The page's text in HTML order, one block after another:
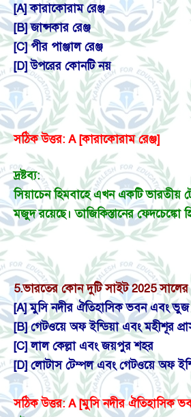
[A] কারাকোরাম রেঞ্জ
[B] জান্সকার রেঞ্জ
[C] পীর পাঞ্জাল রেঞ্জ
[D] উপরের কোনটি নয়
সঠিক উত্তর: A [কারাকোরাম রেঞ্জ]
দ্রষ্টব্য:
সিয়াচেন হিমবাহে এখন একটি ভারতীয়
মজুদ রয়েছে। তাজিকিস্তানের ফেদচেঙ্কো
5.ভারতের কোন দুটি সাইট 2025 সালের
[A] মুসি নদীর ঐতিহাসিক ভবন এবং ভুজ
[B] গেটওয়ে অফ ইন্ডিয়া এবং মহীশূর
[C] লাল কেল্লা এবং জয়পুর শহর
[D] লোটাস টেম্পল এবং গেটওয়ে অফ
সঠিক উত্তর: A [মুসি নদীর ঐতিহাসিক